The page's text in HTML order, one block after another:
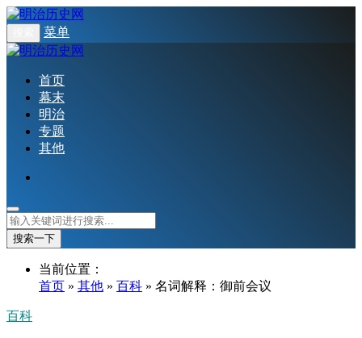
菜单
首页
幕末
明治
专题
其他
搜索一下
当前位置：
首页 » 其他 » 百科 » 名词解释：御前会议
百科